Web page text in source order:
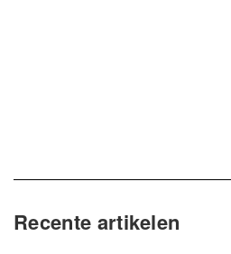
Recente artikelen